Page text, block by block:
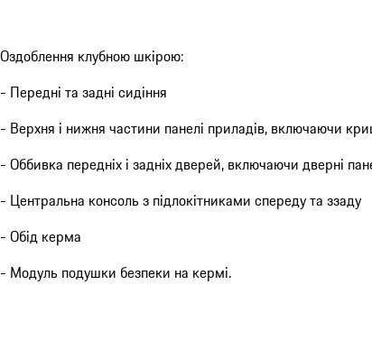
Оздоблення клубною шкірою:
- Передні та задні сидіння
- Верхня і нижня частини панелі приладів, включаючи
- Оббивка передніх і задніх дверей, включаючи дверні
- Центральна консоль з підлокітниками спереду та ззаду
- Обід керма
- Модуль подушки безпеки на кермі.